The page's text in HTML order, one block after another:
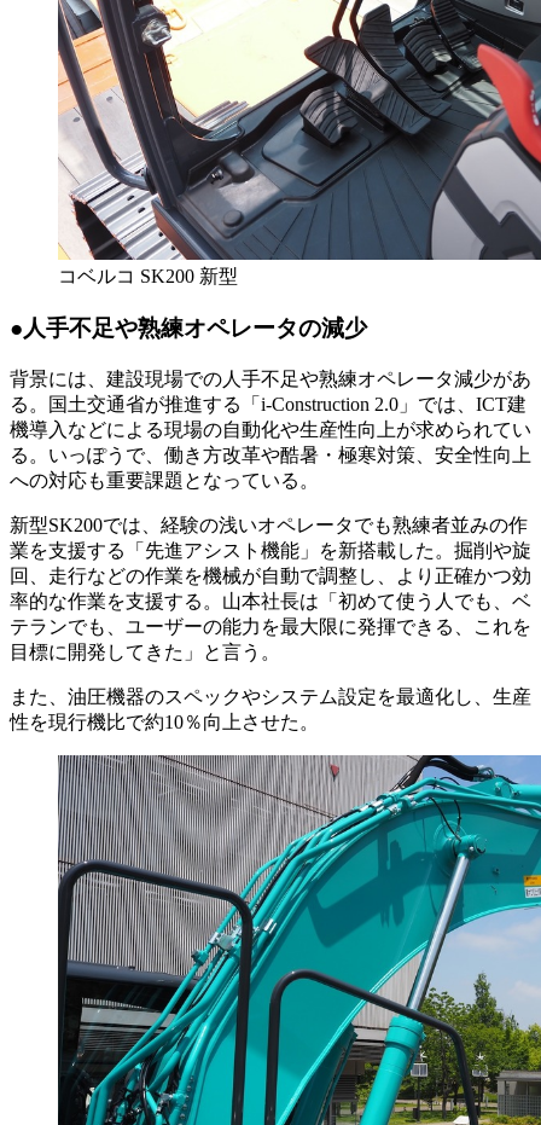
コベルコ SK200 新型
●人手不足や熟練オペレータの減少
背景には、建設現場での人手不足や熟練オペレータ減少があ
る。国土交通省が推進する「i-Construction 2.0」では、ICT建
機導入などによる現場の自動化や生産性向上が求められてい
る。いっぽうで、働き方改革や酷暑・極寒対策、安全性向上
への対応も重要課題となっている。
新型SK200では、経験の浅いオペレータでも熟練者並みの作
業を支援する「先進アシスト機能」を新搭載した。掘削や旋
回、走行などの作業を機械が自動で調整し、より正確かつ効
率的な作業を支援する。山本社長は「初めて使う人でも、ベ
テランでも、ユーザーの能力を最大限に発揮できる、これを
目標に開発してきた」と言う。
また、油圧機器のスペックやシステム設定を最適化し、生産
性を現行機比で約10％向上させた。